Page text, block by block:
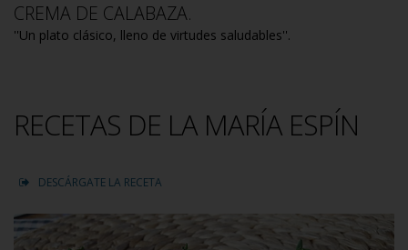
CREMA DE CALABAZA.
''Un plato clásico, lleno de virtudes saludables''.
RECETAS DE LA MARÍA ESPÍN
DESCÁRGATE LA RECETA